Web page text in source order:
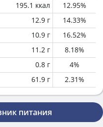
195.1 ккал 12.95%
12.9 г 14.33%
10.9 г 16.52%
11.2 г 8.18%
0.8 г 4%
61.9 г 2.31%
питания